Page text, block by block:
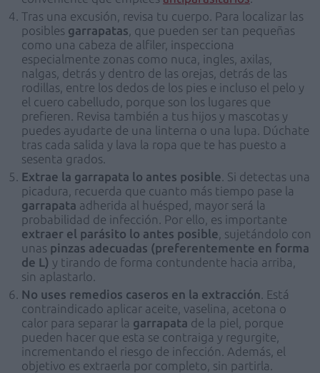
Tras una excusión, revisa tu cuerpo. Para localizar las
posibles garrapatas , que pueden ser tan pequeñas
como una cabeza de alfiler, inspecciona
especialmente zonas como nuca, ingles, axilas,
nalgas, detrás y dentro de las orejas, detrás de las
rodillas, entre los dedos de los pies e incluso el pelo y
el cuero cabelludo, porque son los lugares que
prefieren. Revisa también a tus hijos y mascotas y
puedes ayudarte de una linterna o una lupa. Dúchate
tras cada salida y lava la ropa que te has puesto a
sesenta grados.
Extrae la garrapata lo antes posible . Si detectas una
picadura, recuerda que cuanto más tiempo pase la
garrapata adherida al huésped, mayor será la
probabilidad de infección. Por ello, es importante
extraer el parásito lo antes posible , sujetándolo con
unas pinzas adecuadas (preferentemente en forma
de L) y tirando de forma contundente hacia arriba,
sin aplastarlo.
No uses remedios caseros en la extracción . Está
contraindicado aplicar aceite, vaselina, acetona o
calor para separar la garrapata de la piel, porque
pueden hacer que esta se contraiga y regurgite,
incrementando el riesgo de infección. Además, el
objetivo es extraerla por completo, sin partirla.